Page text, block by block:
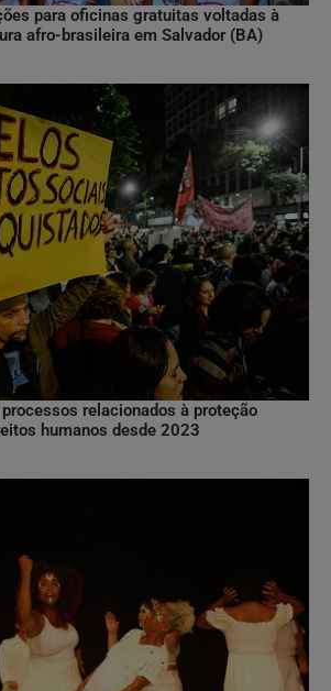
para oficinas gratuitas voltadas à
afro-brasileira em Salvador (BA)
relacionados à proteção
humanos desde 2023